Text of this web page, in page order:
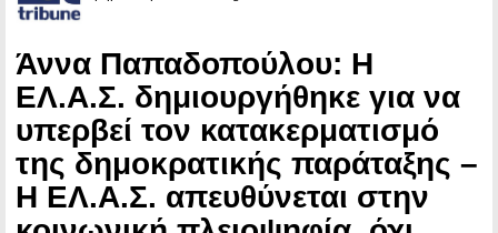
Άννα Παπαδοπούλου: Η
ΕΛ.Α.Σ. δημιουργήθηκε για να
υπερβεί τον κατακερματισμό
της δημοκρατικής παράταξης –
Η ΕΛ.Α.Σ. απευθύνεται στην